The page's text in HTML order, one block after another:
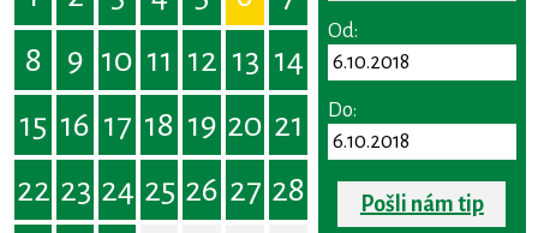
8
9 10 11 12 13 14
15 16 17 18 19 20 21
22 23 24 25 26 27 28
Od:
Do:
Pošli nám tip